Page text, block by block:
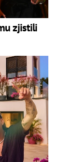
zjistili